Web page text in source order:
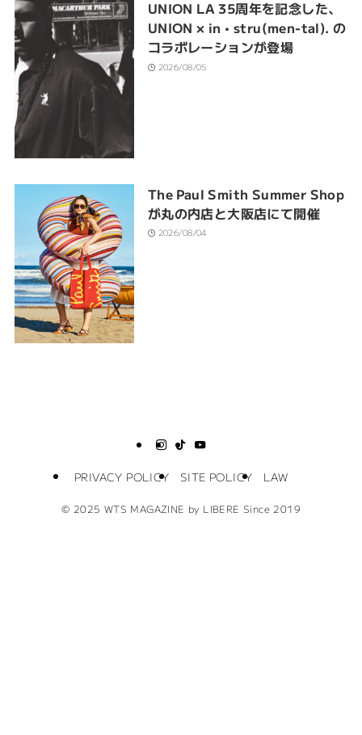
UNION LA 35周年を記念した、
UNION × in • stru(men-tal). の
コラボレーションが登場
2026/08/05
The Paul Smith Summer Shop
が丸の内店と大阪店にて開催
2026/08/04
PRIVACY POLICY SITE POLICY LAW
© 2025 WTS MAGAZINE by LIBERE Since 2019